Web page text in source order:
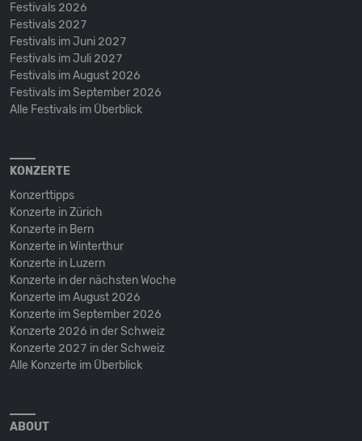
Festivals 2026
Festivals 2027
Festivals im Juni 2027
Festivals im Juli 2027
Festivals im August 2026
Festivals im September 2026
Alle Festivals im Überblick
KONZERTE
Konzerttipps
Konzerte in Zürich
Konzerte in Bern
Konzerte in Winterthur
Konzerte in Luzern
Konzerte in der nächsten Woche
Konzerte im August 2026
Konzerte im September 2026
Konzerte 2026 in der Schweiz
Konzerte 2027 in der Schweiz
Alle Konzerte im Überblick
ABOUT